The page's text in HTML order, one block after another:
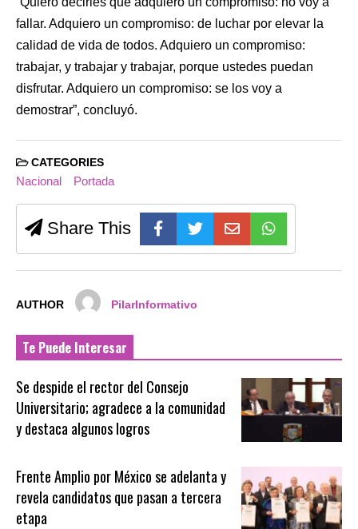
fallar. Adquiero un compromiso: de luchar por elevar la
calidad de vida de todos. Adquiero un compromiso:
trabajar, y trabajar y trabajar, porque ustedes puedan
disfrutar. Adquiero un compromiso: se los voy a
demostrar”, concluyó.
CATEGORIES
Nacional Portada
Share This
AUTHOR PilarInformativo
Te Puede Interesar
Se despide el rector del Consejo
Universitario; agradece a la comunidad
y destaca algunos logros
Frente Amplio por México se adelanta y
revela candidatos que pasan a tercera
etapa